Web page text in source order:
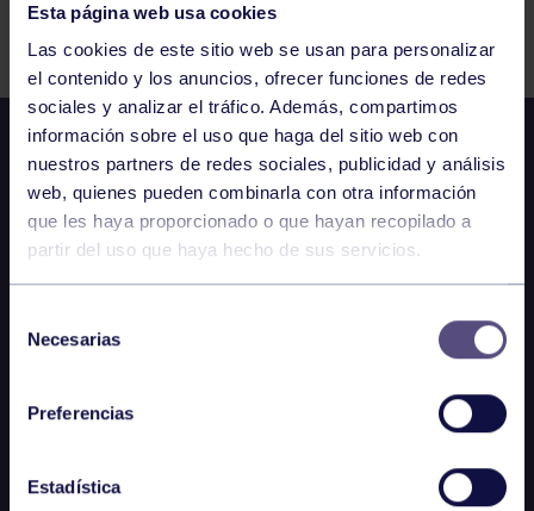
Esta página web usa cookies
Las cookies de este sitio web se usan para personalizar
el contenido y los anuncios, ofrecer funciones de redes
sociales y analizar el tráfico. Además, compartimos
información sobre el uso que haga del sitio web con
nuestros partners de redes sociales, publicidad y análisis
web, quienes pueden combinarla con otra información
que les haya proporcionado o que hayan recopilado a
partir del uso que haya hecho de sus servicios.
Necesarias
Preferencias
Estadística